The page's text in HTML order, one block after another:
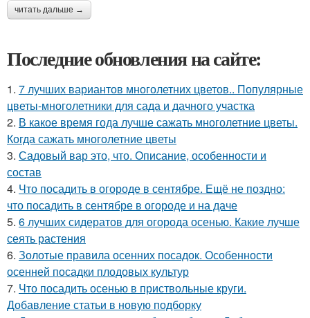
читать дальше →
Последние обновления на сайте:
1. 7 лучших вариантов многолетних цветов.. Популярные
цветы-многолетники для сада и дачного участка
2. В какое время года лучше сажать многолетние цветы.
Когда сажать многолетние цветы
3. Садовый вар это, что. Описание, особенности и
состав
4. Что посадить в огороде в сентябре. Ещё не поздно:
что посадить в сентябре в огороде и на даче
5. 6 лучших сидератов для огорода осенью. Какие лучше
сеять растения
6. Золотые правила осенних посадок. Особенности
осенней посадки плодовых культур
7. Что посадить осенью в приствольные круги.
Добавление статьи в новую подборку